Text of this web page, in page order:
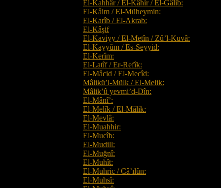
El-Kahhâr / El-Kâhir / El-Gâlib:
El-Kâim / El-Müheymin:
El-Karîb / El-Akrab:
El-Kâşif
El-Kaviyy / El-Metîn / Zû’l-Kuvâ:
El-Kayyûm / Es-Seyyid:
El-Kerîm:
El-Latîf / Er-Refîk:
El-Mâcid / El-Mecîd:
Mâlikü’l-Mülk / El-Melik:
Mâlik’û yevmi’d-Dîn:
El-Mânî’:
El-Melîk / El-Mâlik:
El-Mevlâ:
El-Muahhir:
El-Mucîb:
El-Mudill:
El-Muğnî:
El-Muhît:
El-Muhric / Câ’ılûn:
El-Muhsî: